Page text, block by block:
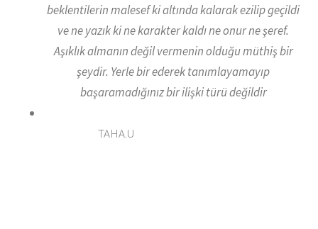
beklentilerin malesef ki altında kalarak ezilip geçildi
ve ne yazık ki ne karakter kaldı ne onur ne şeref.
Aşıklık almanın değil vermenin olduğu müthiş bir
şeydir. Yerle bir ederek tanımlayamayıp
başaramadığınız bir ilişki türü değildir
TAHA.U